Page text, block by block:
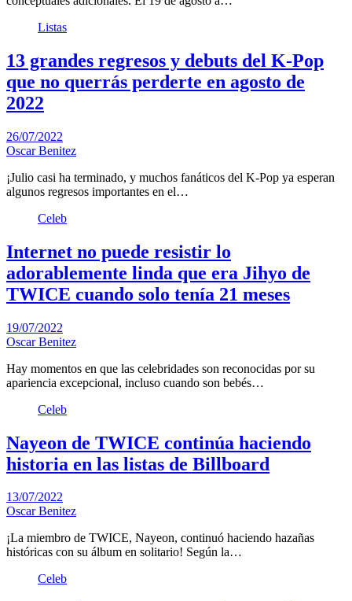
Listas
13 grandes regresos y debuts del K-Pop
que no querrás perderte en agosto de
2022
26/07/2022
Oscar Benitez
¡Julio casi ha terminado, y muchos fanáticos del K-Pop ya esperan
algunos regresos importantes en el…
Celeb
Internet no puede resistir lo
adorablemente linda que era Jihyo de
TWICE cuando solo tenía 21 meses
19/07/2022
Oscar Benitez
Hay momentos en que las celebridades son reconocidas por su
apariencia excepcional, incluso cuando son bebés…
Celeb
Nayeon de TWICE continúa haciendo
historia en las listas de Billboard
13/07/2022
Oscar Benitez
¡La miembro de TWICE, Nayeon, continuó haciendo hazañas
históricas con su álbum en solitario! Según la…
Celeb